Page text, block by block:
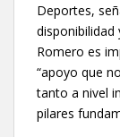
Deportes,
disponibilidad
Romero es
“apoyo que
tanto a nivel
pilares